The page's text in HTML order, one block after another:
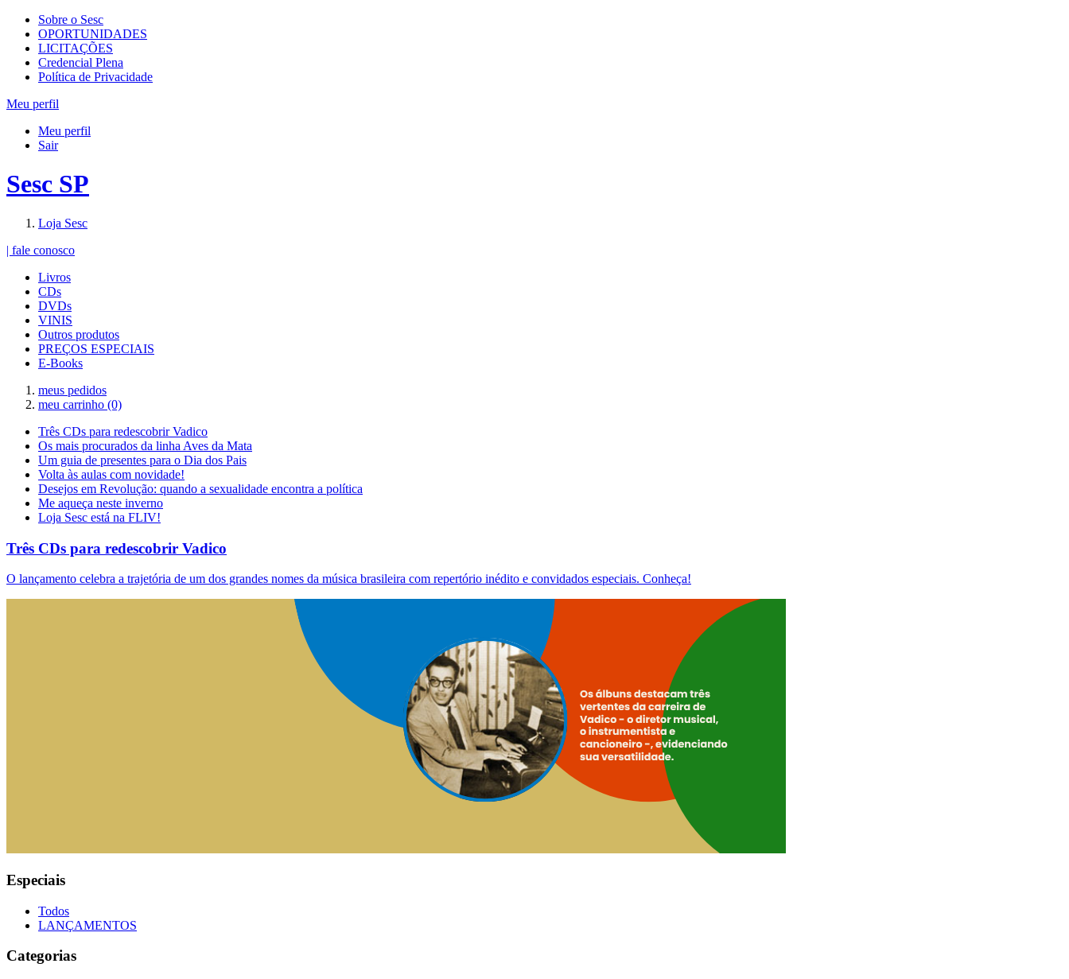
Sobre o Sesc
OPORTUNIDADES
LICITAÇÕES
Credencial Plena
Política de Privacidade
Meu perfil
Meu perfil
Sair
Sesc SP
Loja Sesc
| fale conosco
Livros
CDs
DVDs
VINIS
Outros produtos
PREÇOS ESPECIAIS
E-Books
meus pedidos
meu carrinho (0)
Três CDs para redescobrir Vadico
Os mais procurados da linha Aves da Mata
Um guia de presentes para o Dia dos Pais
Volta às aulas com novidade!
Desejos em Revolução: quando a sexualidade encontra a política
Me aqueça neste inverno
Loja Sesc está na FLIV!
Três CDs para redescobrir Vadico
O lançamento celebra a trajetória de um dos grandes nomes da música brasileira com repertório inédito e convidados especiais. Conheça!
Especiais
Todos
LANÇAMENTOS
Categorias